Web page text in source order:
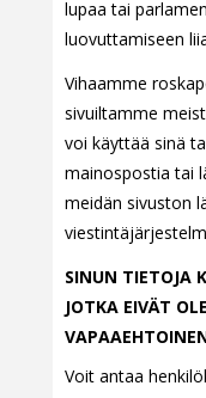
lupaa tai
luovuttamiseen
Vihaamme
sivuiltamme
voi käyttää sinä
mainospostia tai
meidän sivuston
SINUN TIETOJA
JOTKA EIVÄT
Voit antaa